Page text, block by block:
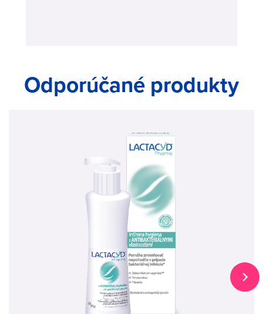
Odporúčané produkty